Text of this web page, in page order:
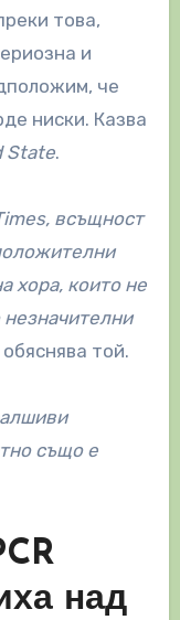
това,
и
че
ниски. Казва
State.
всъщност
хора, които не
незначителни
обяснява той.
също е
над